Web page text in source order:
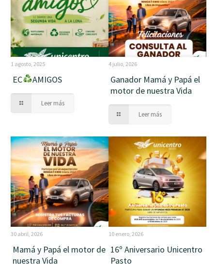
1 agosto, 2025
EC AMIGOS
Leer más
4 julio, 2026
Ganador Mamá y Papá el
motor de nuestra Vida
Leer más
30 abril, 2026
Mamá y Papá el motor de
nuestra Vida
10 enero, 2026
16º Aniversario Unicentro
Pasto